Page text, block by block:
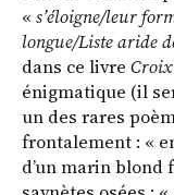
« s’éloigne/leur
longue/Liste aride
dans ce livre
énigmatique (il
un des rares
frontalement : «
d’un marin blond